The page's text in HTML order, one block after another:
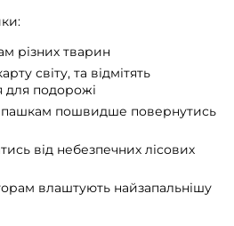
різних тварин
світу, та відмітять
для подорожі
пошвидше повернутись
від небезпечних лісових
влаштують найзапальнішу